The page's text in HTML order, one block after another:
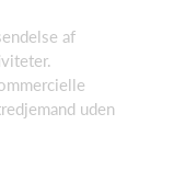
af
uden